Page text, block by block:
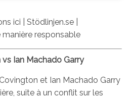
ici | Stödlinjen.se |
manière responsable
Ian Machado Garry
et Ian Machado Garry
suite à un conflit sur les